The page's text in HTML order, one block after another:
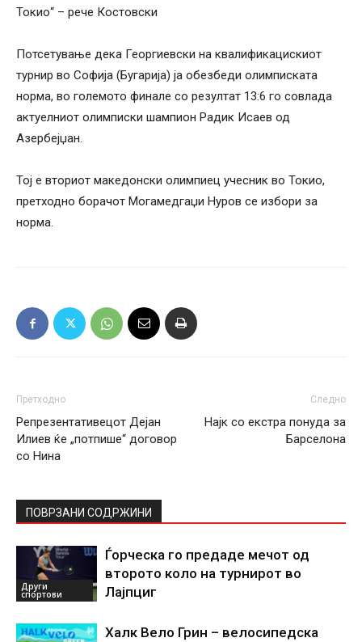
Токио“ – рече Костовски
Потсетување дека Георгиевски на квалификацискиот
турнир во Софија (Бугарија) ја обезбеди олимписката
норма, во големото финале со резултат 13:6 го совлада
актуелниот олимписки шампион Радик Исаев од
Азербејџан.
Тој е вториот македонски олимпиец учесник во Токио,
претходно борачот Могамедгаџи Нуров се избори за
норма.
Претходно
Репрезентативецот Дејан
Илиев ќе „потпише“ договор
со Нина
Следно
Најк со екстра понуда за
Барселона
ПОВРЗАНИ СОДРЖИНИ
Други
спортови
Ѓорческа го предаде мечот од
второто коло на турнирот во
Лајпциг
Халк Вело Грин – велосипедска